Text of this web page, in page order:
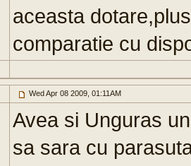
aceasta
comparatie cu
Wed Apr 08 2009, 01:11AM
Avea si Unguras
sa sara cu